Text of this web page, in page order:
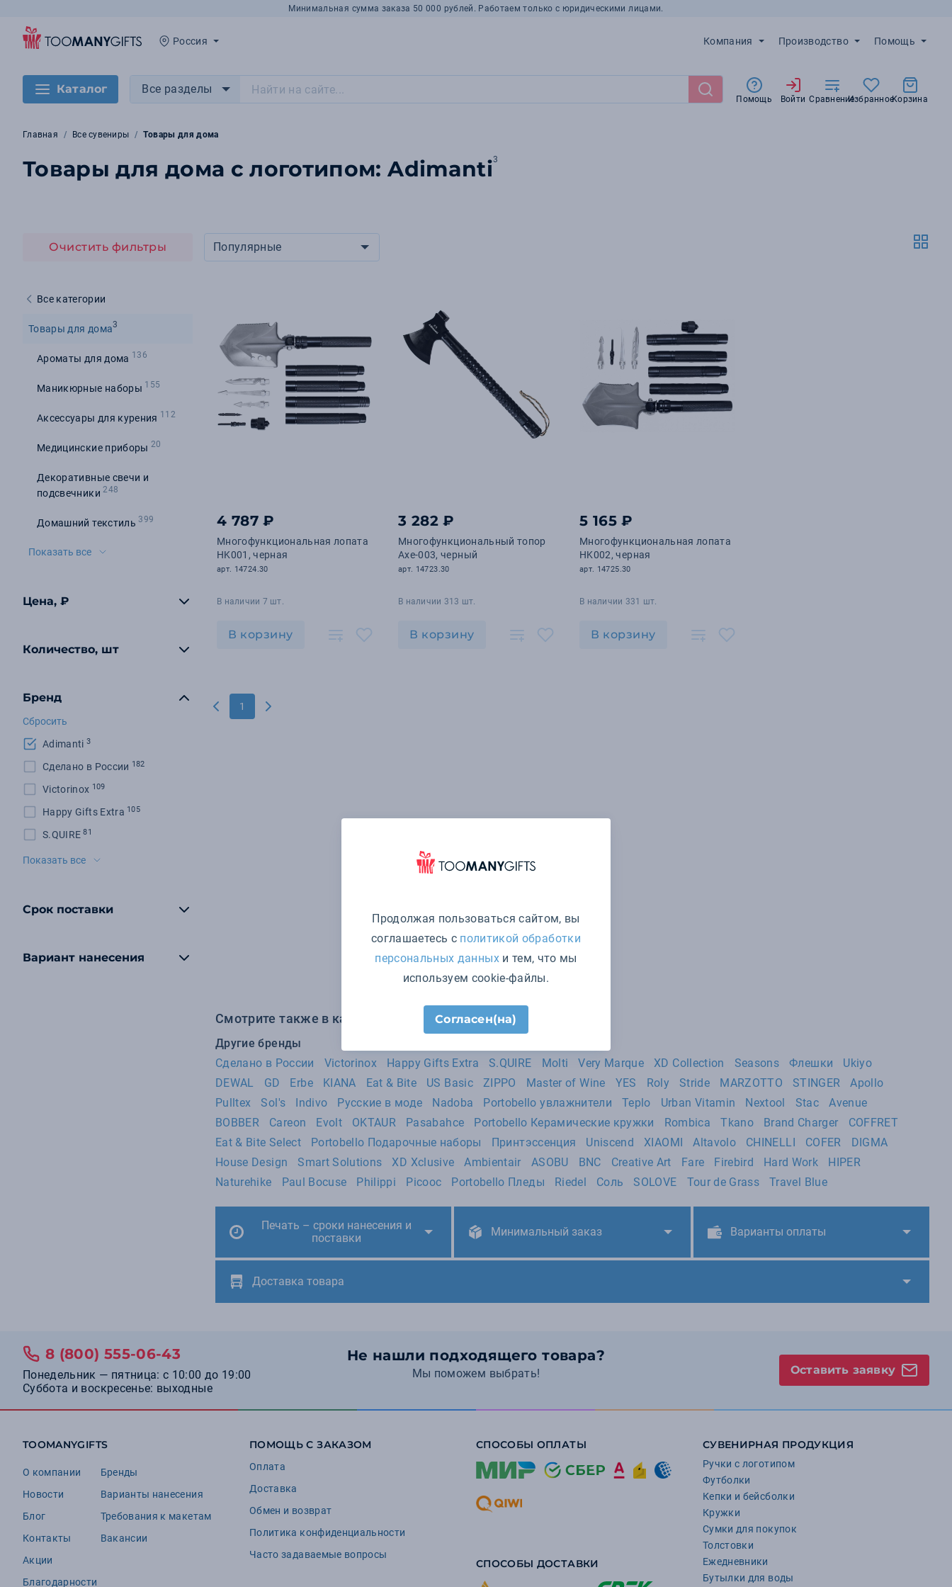
Минимальная сумма заказа 50 000 рублей. Работаем только с юридическими лицами.
Россия Компания Производство Помощь
Каталог Все разделы
Помощь Войти СравнениеИзбранноеКорзина
Главная Все сувениры Товары для дома
Товары для дома с логотипом: Adimanti3
Очистить фильтры
Все категории
Товары для дома3
Ароматы для дома 136
Маникюрные наборы 155
Аксессуары для курения 112
Медицинские приборы 20
Декоративные свечи и
подсвечники248
Домашний текстиль 399
Показать все
Цена, ₽
Количество, шт
Бренд
Сбросить
Adimanti 3
Сделано в России 182
Victorinox 109
Happy Gifts Extra 105
S.QUIRE 81
Molti
Indivo 8
Русские в моде 8
Teplo 6
Urban Vitamin
Nextool
Stac
Avenue
BOBBER
Careon 4
Показать все
Срок поставки
Вариант нанесения
Популярные
4 787 ₽
Многофункциональная лопата
HK001, черная
арт. 14724.30
В наличии 7 шт.
В корзину
3 282 ₽
Многофункциональный топор
Axe-003, черный
арт. 14723.30
В наличии 313 шт.
В корзину
5 165 ₽
Многофункциональная лопата
HK002, черная
арт. 14725.30
В наличии 331 шт.
В корзину
1
Смотрите также в категории Товары для дома:
Другие бренды
Сделано в России
Victorinox Happy Gifts Extra S.QUIRE Molti Very Marque XD Collection Seasons Флешки
Ukiyo
DEWAL
GD Erbe KIANA Eat & Bite US Basic ZIPPO Master of Wine YES Roly Stride MARZOTTO STINGER
Apollo
Pulltex
Sol's Indivo Русские в моде Nadoba Portobello увлажнители Teplo Urban Vitamin Nextool Stac
Avenue
BOBBER
Careon Evolt OKTAUR Pasabahce Portobello Керамические кружки Rombica Tkano Brand Charger
COFFRET
Eat & Bite Select
Portobello Подарочные наборы Принтэссенция Uniscend XIAOMI Altavolo CHINELLI COFER
DIGMA
House Design
Smart Solutions XD Xclusive Ambientair ASOBU BNC Creative Art Fare Firebird Hard Work
HIPER
Naturehike
Paul Bocuse Philippi Picooc Portobello Пледы Riedel Соль SOLOVE Tour de Grass Travel Blue
Печать – сроки нанесения и
поставки
Минимальный заказ Варианты оплаты
Доставка товара
Не нашли подходящего товара?
Мы поможем выбрать!
8 (800) 555-06-43
Понедельник — пятница: с 10:00 до 19:00
Суббота и воскресенье: выходные
Оставить заявку
TOOMANYGIFTS
О компании
Новости
Блог
Контакты
Акции
Благодарности
Бренды
Варианты нанесения
Требования к макетам
Вакансии
ПОМОЩЬ С ЗАКАЗОМ
Оплата
Доставка
Обмен и возврат
Политика конфиденциальности
Часто задаваемые вопросы
СПОСОБЫ ОПЛАТЫ
СПОСОБЫ ДОСТАВКИ
СУВЕНИРНАЯ ПРОДУКЦИЯ
Ручки с логотипом
Футболки
Кепки и бейсболки
Кружки
Сумки для покупок
Толстовки
Ежедневники
Бутылки для воды
Продолжая пользоваться сайтом, вы
соглашаетесь с политикой обработки
персональных данныхи тем, что мы
используем cookie-файлы.
Согласен(на)